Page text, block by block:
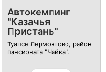
Автокемпинг
"Казачья
Пристань"
Туапсе Лермонтово, район
пансионата "Чайка".